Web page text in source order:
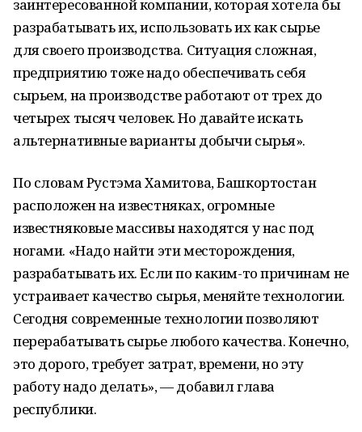
заинтересованной компании, которая хотела бы
разрабатывать их, использовать их как сырье
для своего производства. Ситуация сложная,
предприятию тоже надо обеспечивать себя
сырьем, на производстве работают от трех до
четырех тысяч человек. Но давайте искать
альтернативные варианты добычи сырья».
По словам Рустэма Хамитова, Башкортостан
расположен на известняках, огромные
известняковые массивы находятся у нас под
ногами. «Надо найти эти месторождения,
разрабатывать их. Если по каким-то причинам не
устраивает качество сырья, меняйте технологии.
Сегодня современные технологии позволяют
перерабатывать сырье любого качества. Конечно,
это дорого, требует затрат, времени, но эту
работу надо делать», — добавил глава
республики.